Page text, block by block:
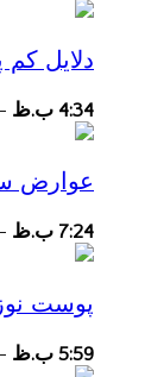
دلایل
4:34 ب.ظ
عوارض
7:24 ب.ظ
پوست
5:59 ب.ظ